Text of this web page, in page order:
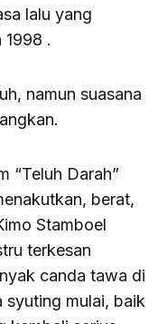
lalu yang
.
namun suasana
“Teluh Darah”
berat,
Stamboel
terkesan
canda tawa di
syuting mulai, baik